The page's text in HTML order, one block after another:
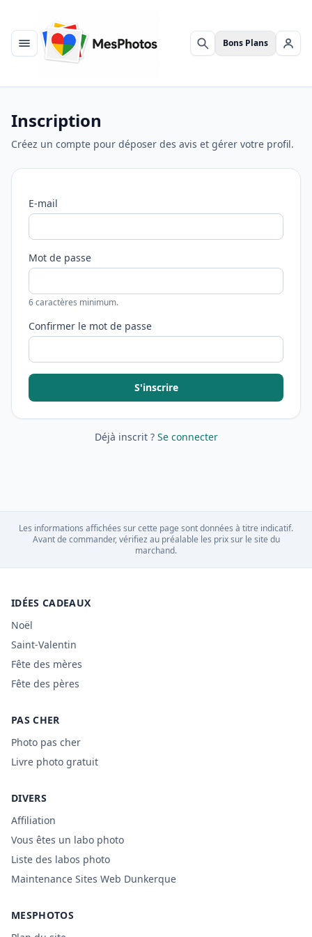
Menu Rechercher
Bons Plans Se
Inscription
Créez un compte pour déposer des avis et gérer votre profil.
E-mail
Mot de passe
6 caractères minimum.
Confirmer le mot de passe
S'inscrire
Déjà inscrit ? Se connecter
Les informations affichées sur cette page sont données à titre indicatif.
Avant de commander, vérifiez au préalable les prix sur le site du
marchand.
IDÉES CADEAUX
Noël
Saint-Valentin
Fête des mères
Fête des pères
PAS CHER
Photo pas cher
Livre photo gratuit
DIVERS
Affiliation
Vous êtes un labo photo
Liste des labos photo
Maintenance Sites Web Dunkerque
MESPHOTOS